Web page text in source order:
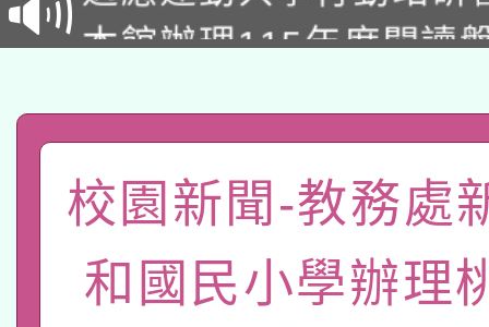
招)
本館辦理115年度閱讀
礎課程
A3數位素養講師名單
「數位內容與教學軟體
pilot」
薪期間赴陸應申請許可
轉知經濟部水利署委託
校園新聞-教務處
和國民小學辦理